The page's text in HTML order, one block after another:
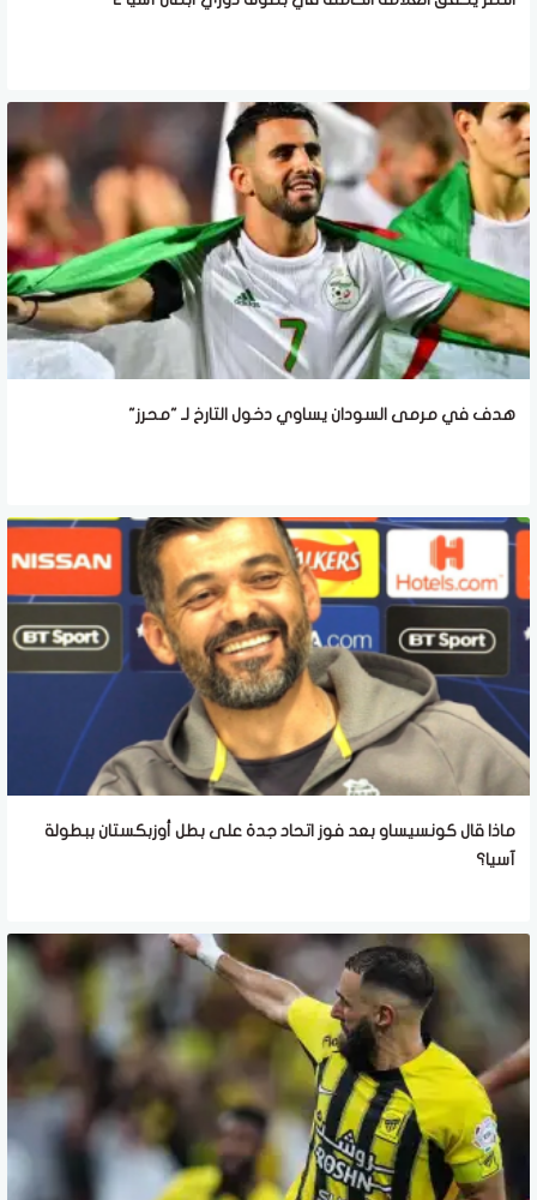
هدف في مرمى السودان يساوي دخول التارخ لـ "محرز"
ماذا قال كونسيساو بعد فوز اتحاد جدة على بطل أوزبكستان ببطولة
آسيا؟